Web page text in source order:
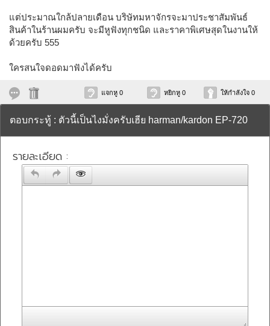
แต่ประมาณใกล้ปลายเดือน บริษัทมหาจักรจะมาประชาสัมพันธ์
สินค้าในร้านผมครับ จะมีหูฟังทุกชนิด และราคาพิเศษสุดในงานให้
ด้วยครับ 555
ใครสนใจดอดมาฟังได้ครับ
แจกหู 0 หยิกหู 0 ให้กำลังใจ 0
ตอบกระทู้ : ตัวนี้เป็นไงมั่งครับเฮีย harman/kardon EP-720
รายละเอียด :